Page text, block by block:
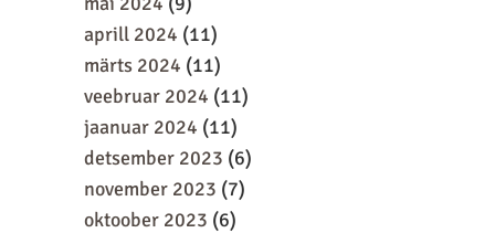
aprill 2024 (11)
märts 2024 (11)
veebruar 2024 (11)
jaanuar 2024 (11)
detsember 2023 (6)
november 2023 (7)
oktoober 2023 (6)